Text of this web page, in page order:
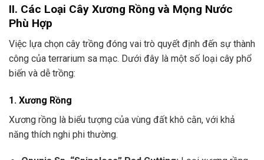
II. Các Loại Cây Xương Rồng và Mọng Nước
Phù Hợp
Việc lựa chọn cây trồng đóng vai trò quyết định đến sự thành
công của terrarium sa mạc. Dưới đây là một số loại cây phổ
biến và dễ trồng:
1. Xương Rồng
Xương rồng là biểu tượng của vùng đất khô cằn, với khả
năng thích nghi phi thường.